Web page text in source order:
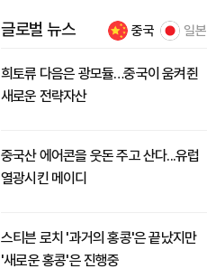
글로벌 뉴스 중국 일본
희토류 다음은 광모듈…중국이 움켜쥔
새로운 전략자산
중국산 에어콘을 웃돈 주고 산다...유럽
열광시킨 메이디
스티븐 로치 '과거의 홍콩'은 끝났지만
'새로운 홍콩'은 진행중